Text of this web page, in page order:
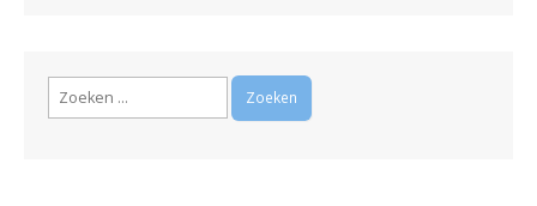
Zoeken